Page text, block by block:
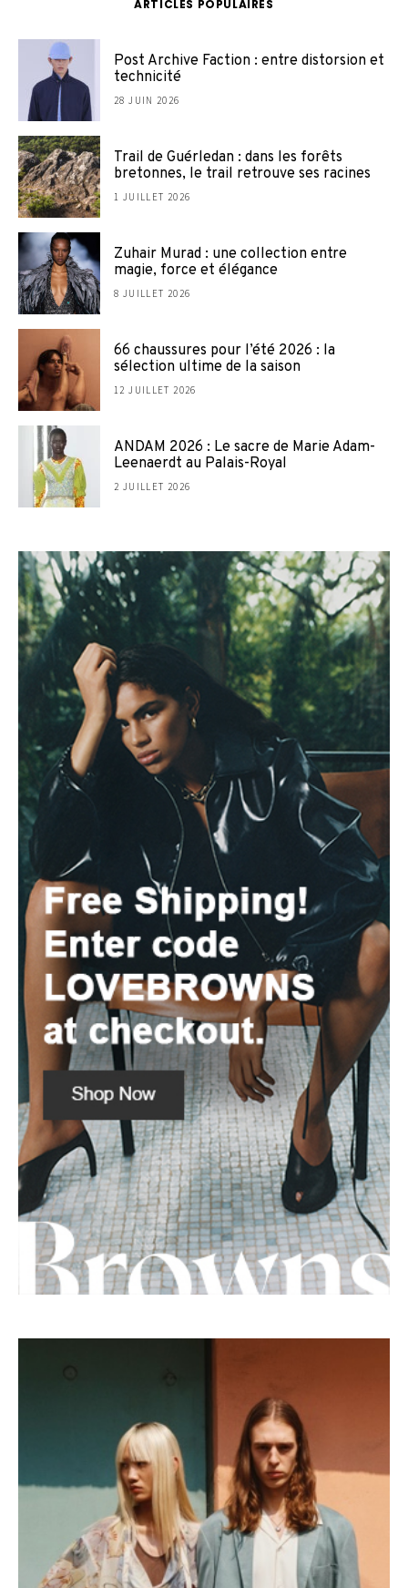
ARTICLES POPULAIRES
Post Archive Faction : entre distorsion et
technicité
28 JUIN 2026
Trail de Guérledan : dans les forêts
bretonnes, le trail retrouve ses racines
1 JUILLET 2026
Zuhair Murad : une collection entre
magie, force et élégance
8 JUILLET 2026
66 chaussures pour l’été 2026 : la
sélection ultime de la saison
12 JUILLET 2026
ANDAM 2026 : Le sacre de Marie Adam-
Leenaerdt au Palais-Royal
2 JUILLET 2026